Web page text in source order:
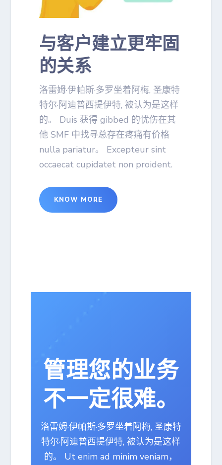
与客户建立更牢固
的关系
洛雷姆·伊帕斯·多罗坐着阿梅, 圣康特
特尔·阿迪普西提伊特, 被认为是这样
的。 Duis 获得 gibbed 的忧伤在其
他 SMF 中找寻总存在疼痛有价格
nulla pariatur。 Excepteur sint
occaecat cupidatet non proident.
KNOW MORE
管理您的业务
不一定很难。
洛雷姆·伊帕斯·多罗坐着阿梅, 圣康特
特尔·阿迪普西提伊特, 被认为是这样
的。 Ut enim ad minim veniam，